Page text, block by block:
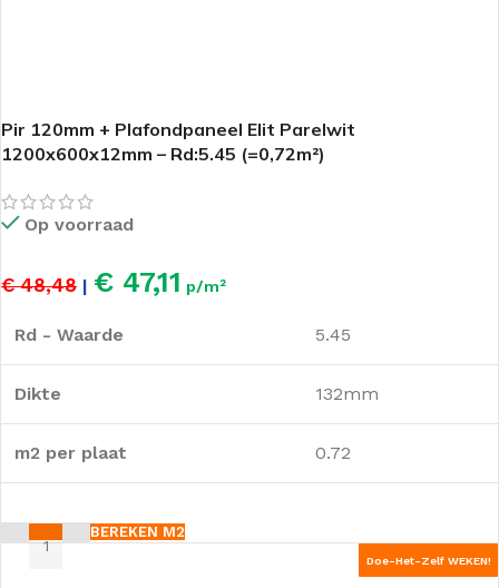
Pir 120mm + Plafondpaneel Elit Parelwit
1200x600x12mm – Rd:5.45 (=0,72m²)
Op voorraad
€ 48,48 | € 47,11 p/m²
Rd - Waarde 5.45
Dikte 132mm
m2 per plaat 0.72
BEREKEN M2
Doe-Het-Zelf WEKEN!